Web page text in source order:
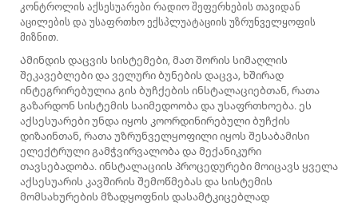
კონტროლის აქსესუარები რადიო შეფერხების თავიდან
აცილების და უსაფრთხო ექსპლუატაციის უზრუნველყოფის
მიზნით.
Ამინდის დაცვის სისტემები, მათ შორის სიმაღლის
შეკავებლები და ველური ბუნების დაცვა, ხშირად
ინტეგრირებულია გის ბუჩქების ინსტალაციებთან, რათა
გაზარდონ სისტემის საიმედოობა და უსაფრთხოება. ეს
აქსესუარები უნდა იყოს კოორდინირებული ბუჩქის
დიზაინთან, რათა უზრუნველყოფილი იყოს შესაბამისი
ელექტრული გამჭვირვალობა და მექანიკური
თავსებადობა. ინსტალაციის პროცედურები მოიცავს ყველა
აქსესუარის კავშირის შემოწმებას და სისტემის
მომსახურების მზადყოფნის დასამტკიცებლად